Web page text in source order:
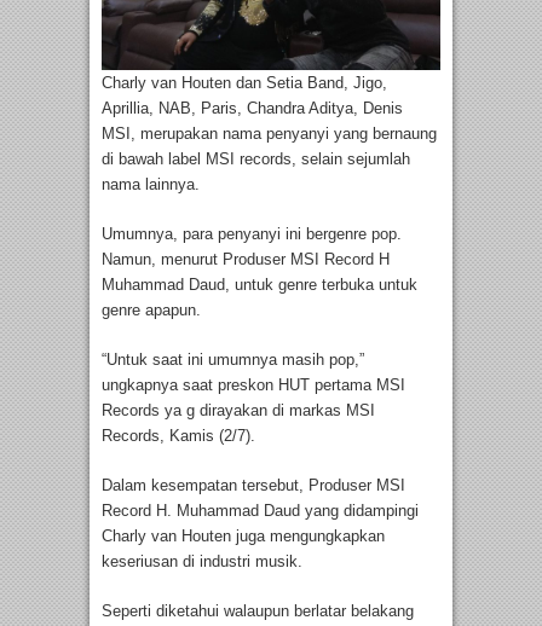
Charly van Houten dan Setia Band, Jigo,
Aprillia, NAB, Paris, Chandra Aditya, Denis
MSI, merupakan nama penyanyi yang bernaung
di bawah label MSI records, selain sejumlah
nama lainnya.
Umumnya, para penyanyi ini bergenre pop.
Namun, menurut Produser MSI Record H
Muhammad Daud, untuk genre terbuka untuk
genre apapun.
“Untuk saat ini umumnya masih pop,”
ungkapnya saat preskon HUT pertama MSI
Records ya g dirayakan di markas MSI
Records, Kamis (2/7).
Dalam kesempatan tersebut, Produser MSI
Record H. Muhammad Daud yang didampingi
Charly van Houten juga mengungkapkan
keseriusan di industri musik.
Seperti diketahui walaupun berlatar belakang